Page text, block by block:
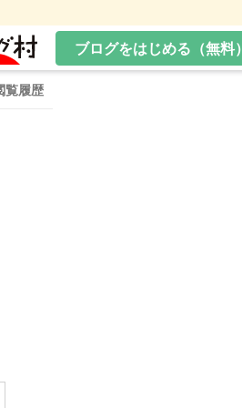
ブログをはじめる（無料）
覧履歴